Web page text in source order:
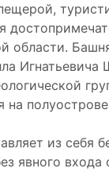
области.
Игнатьевича
на
из себя
явного входа